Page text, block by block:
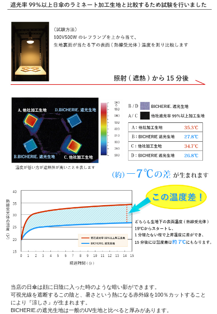
当店の日傘は顔に日陰に入った時のような暗い影ができます。
可視光線を遮断するこの陰と、暑さという熱になる赤外線を100％カットすること
により『涼しさ』が生まれます。
BICHERIE.の遮光生地は一般のUV生地と比べると厚みがあります。